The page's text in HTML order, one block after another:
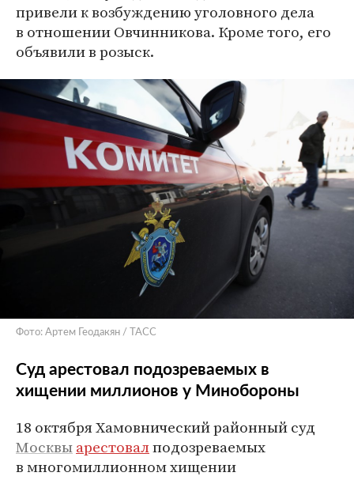
привели к возбуждению уголовного дела
в отношении Овчинникова. Кроме того, его
объявили в розыск.
Фото: Артем Геодакян / ТАСС
Суд арестовал подозреваемых в
хищении миллионов у Минобороны
18 октября Хамовнический районный суд
Москвыарестовалподозреваемых
в многомиллионном хищении